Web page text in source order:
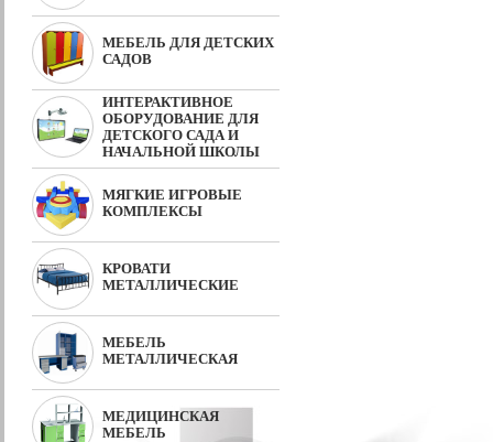
МЕБЕЛЬ ДЛЯ ДЕТСКИХ
САДОВ
ИНТЕРАКТИВНОЕ
ОБОРУДОВАНИЕ ДЛЯ
ДЕТСКОГО САДА И
НАЧАЛЬНОЙ ШКОЛЫ
МЯГКИЕ ИГРОВЫЕ
КОМПЛЕКСЫ
КРОВАТИ
МЕТАЛЛИЧЕСКИЕ
МЕБЕЛЬ
МЕТАЛЛИЧЕСКАЯ
МЕДИЦИНСКАЯ
МЕБЕЛЬ